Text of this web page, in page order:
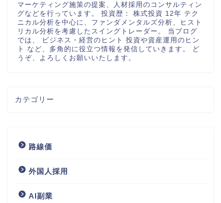
マーケティング施策の提案、人材採用のコンサルティン
グなどを行っています。 投資歴： 株式投資 12年 テク
ニカル分析を中心に、ファンダメンタルズ分析、ヒスト
リカル分析を考慮したスイングトレーダー。 当ブログ
では、 ビジネス・経営のヒント 投資や資産運用のヒン
ト など、多角的に役立つ情報を発信していきます。 ど
うぞ、よろしくお願いいたします。
カテゴリー
路線価
外国人採用
AI副業